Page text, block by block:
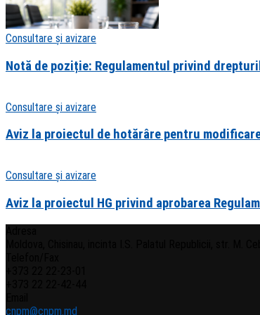
Consultare și avizare
Notă de poziție: Regulamentul privind
Consultare și avizare
Aviz la proiectul de hotărâre pentru
Consultare și avizare
Aviz la proiectul HG privind aprobarea
cnpm@cnpm.md